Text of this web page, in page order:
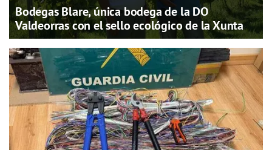
Bodegas Blare, única bodega de la DO
Valdeorras con el sello ecológico de la Xunta